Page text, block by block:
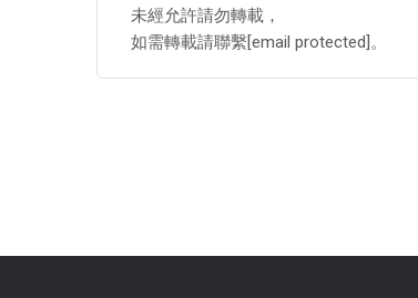
未經允許請勿轉載，
如需轉載請聯繫[email protected]。